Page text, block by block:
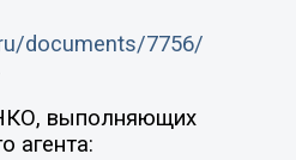
documents/7756/
выполняющих
агента: